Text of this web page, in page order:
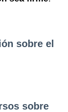
sobre el
sobre